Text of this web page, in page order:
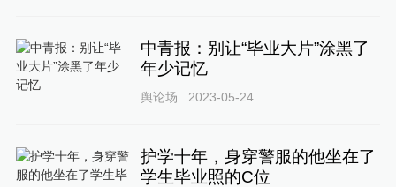
中青报：别让“毕业大片”涂黑了
年少记忆
舆论场 2023-05-24
护学十年，身穿警服的他坐在了
学生毕业照的C位